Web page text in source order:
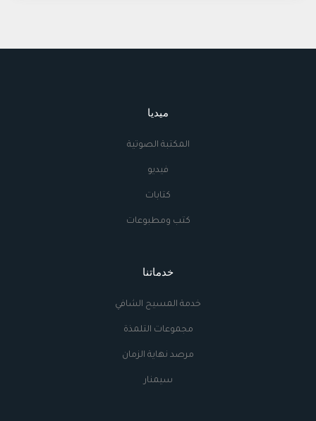
ميديا
المكتبة الصوتية
فيديو
كتابات
كتب ومطبوعات
خدماتنا
خدمة المسيح الشافي
مجموعات التلمذة
مرصد نهاية الزمان
سيمنار